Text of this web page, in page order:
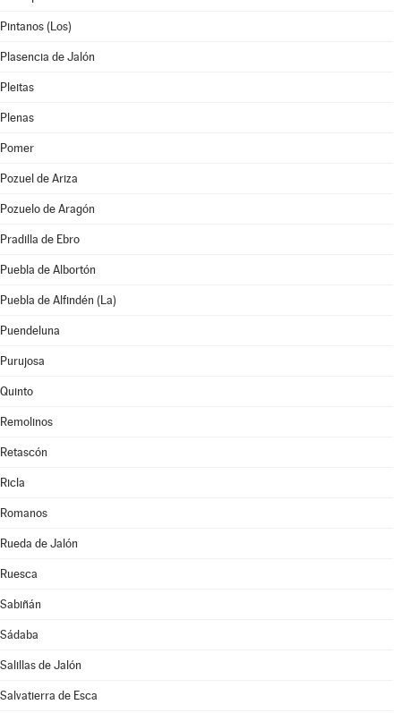
Pintanos (Los)
Plasencia de Jalón
Pleitas
Plenas
Pomer
Pozuel de Ariza
Pozuelo de Aragón
Pradilla de Ebro
Puebla de Albortón
Puebla de Alfindén (La)
Puendeluna
Purujosa
Quinto
Remolinos
Retascón
Ricla
Romanos
Rueda de Jalón
Ruesca
Sabiñán
Sádaba
Salillas de Jalón
Salvatierra de Esca